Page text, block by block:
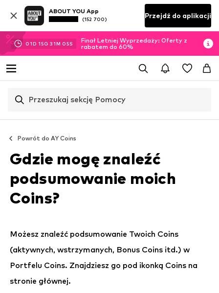
ABOUT YOU App
(152 700) Przejdź do aplikacji
01D 15G 31M 04S
Finał Letniej Wyprzedaży: Oferty z
rabatem do 60%
Przeszukaj sekcję Pomocy
Powrót do AY Coins
Gdzie mogę znaleźć
podsumowanie moich
Coins?
Możesz znaleźć podsumowanie Twoich Coins
(aktywnych, wstrzymanych, Bonus Coins itd.) w
Portfelu Coins. Znajdziesz go pod ikonką Coins na
stronie głównej.